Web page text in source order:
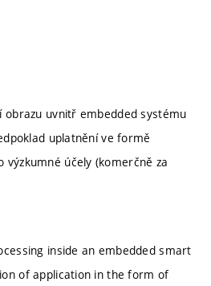
uvnitř embedded systému
uplatnění ve formě
účely (komerčně za
inside an embedded smart
of application in the form of